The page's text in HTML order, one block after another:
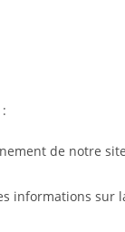
de notre
informations